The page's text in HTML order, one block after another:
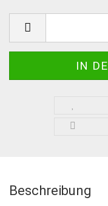
Beschreibung